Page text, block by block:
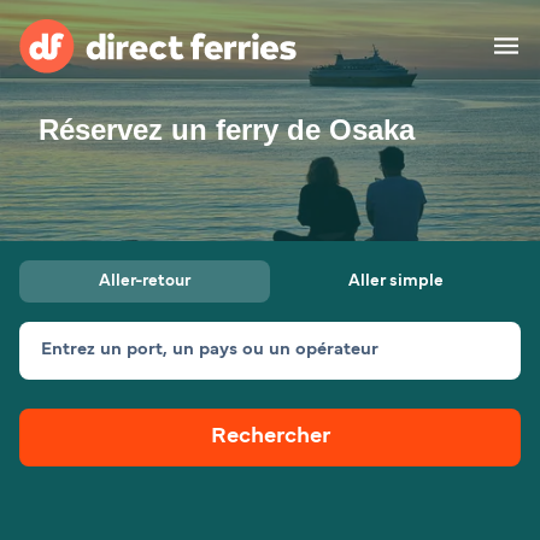
Compagnies de ferry
Pays
Billet de bateau
Traversées et ports
Canada (FR)
Mon Compte
Réservez un ferry de Osaka
Aller-retour Aller simple
Entrez un port, un pays ou un opérateur
Rechercher